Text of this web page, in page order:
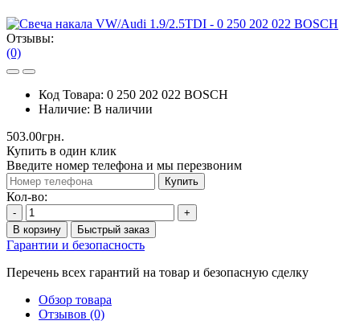
Отзывы:
(0)
Код Товара: 0 250 202 022 BOSCH
Наличие: В наличии
503.00грн.
Купить в один клик
Введите номер телефона и мы перезвоним
Купить
Кол-во:
-
+
В корзину
Быстрый заказ
Гарантии и безопасность
Перечень всех гарантий на товар и безопасную сделку
Обзор товара
Отзывов (0)